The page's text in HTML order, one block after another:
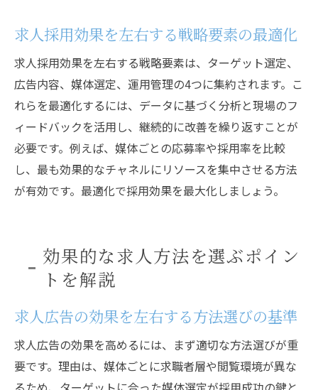
求人採用効果を左右する戦略要素の最適化
求人採用効果を左右する戦略要素は、ターゲット選定、
広告内容、媒体選定、運用管理の4つに集約されます。こ
れらを最適化するには、データに基づく分析と現場のフ
ィードバックを活用し、継続的に改善を繰り返すことが
必要です。例えば、媒体ごとの応募率や採用率を比較
し、最も効果的なチャネルにリソースを集中させる方法
が有効です。最適化で採用効果を最大化しましょう。
効果的な求人方法を選ぶポイン
トを解説
求人広告の効果を左右する方法選びの基準
求人広告の効果を高めるには、まず適切な方法選びが重
要です。理由は、媒体ごとに求職者層や閲覧環境が異な